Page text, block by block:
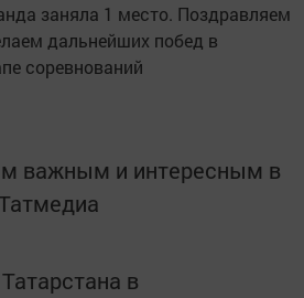
заняла 1 место. Поздравляем
дальнейших побед в
соревнований
важным и интересным в
в